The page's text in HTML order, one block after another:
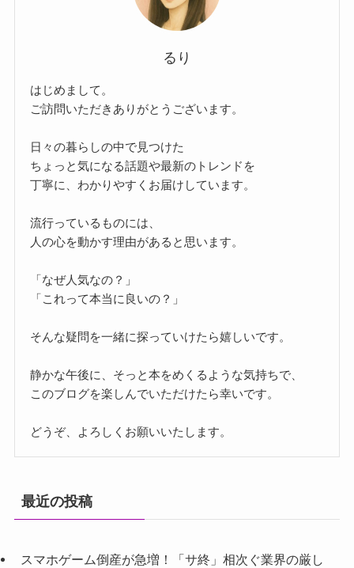
るり
はじめまして。
ご訪問いただきありがとうございます。
日々の暮らしの中で見つけた
ちょっと気になる話題や最新のトレンドを
丁寧に、わかりやすくお届けしています。
流行っているものには、
人の心を動かす理由があると思います。
「なぜ人気なの？」
「これって本当に良いの？」
そんな疑問を一緒に探っていけたら嬉しいです。
静かな午後に、そっと本をめくるような気持ちで、
このブログを楽しんでいただけたら幸いです。
どうぞ、よろしくお願いいたします。
最近の投稿
スマホゲーム倒産が急増！「サ終」相次ぐ業界の厳し